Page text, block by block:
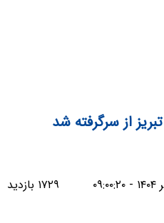
از سرگرفته شد
۱۷۲۹ بازدید